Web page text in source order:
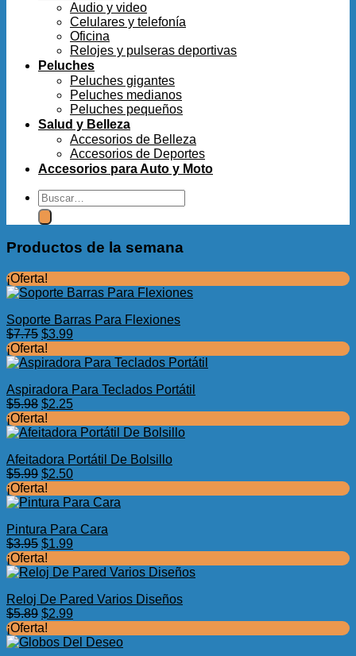
Audio y video
Celulares y telefonía
Oficina
Relojes y pulseras deportivas
Peluches
Peluches gigantes
Peluches medianos
Peluches pequeños
Salud y Belleza
Accesorios de Belleza
Accesorios de Deportes
Accesorios para Auto y Moto
Buscar
por:
Productos de la semana
¡Oferta!
Soporte Barras Para Flexiones
$7.75 El
precio
original
$7.75.
$3.99
actual
$3.99.
¡Oferta!
Aspiradora Para Teclados Portátil
$5.98 El
precio
original
$5.98.
$2.25El
actual
$2.25.
¡Oferta!
Afeitadora Portátil De Bolsillo
$5.99 El
precio
original
$5.99.
$2.50El
actual
$2.50.
¡Oferta!
Pintura Para Cara
$3.95 El
precio
original
$3.95.
$1.99
actual
$1.99.
¡Oferta!
Reloj De Pared Varios Diseños
$5.89 El
precio
original
$2.99
actual
¡Oferta!